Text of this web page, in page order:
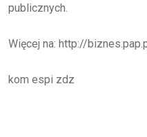
publicznych.
Więcej na: http://
kom espi zdz